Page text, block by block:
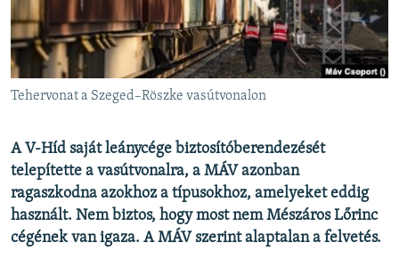
KLÍMAVÁLTOZÁS
A MÚLT TANULSÁGAI
Valamennyi RFE/RL weboldal
Tehervonat a Szeged–Röszke vasútvonalon
A V-Híd saját leánycége biztosítóberendezését
telepítette a vasútvonalra, a MÁV azonban
ragaszkodna azokhoz a típusokhoz, amelyeket eddig
használt. Nem biztos, hogy most nem Mészáros Lőrinc
cégének van igaza. A MÁV szerint alaptalan a felvetés.